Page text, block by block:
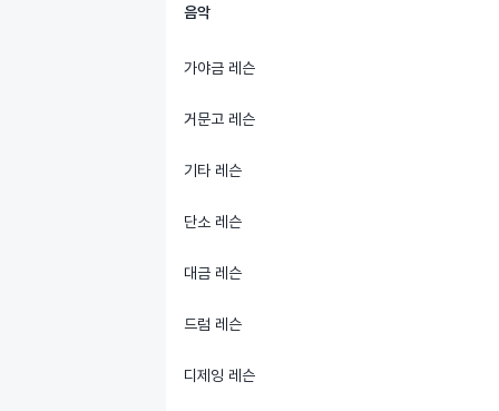
음악
가야금 레슨
거문고 레슨
기타 레슨
단소 레슨
대금 레슨
드럼 레슨
디제잉 레슨